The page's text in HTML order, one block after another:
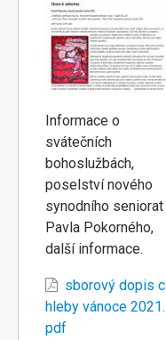
Informace o
svátečních
bohoslužbách,
poselství nového
synodního seniorat
Pavla Pokorného,
další informace.
sborový dopis c
hleby vánoce 2021.
pdf